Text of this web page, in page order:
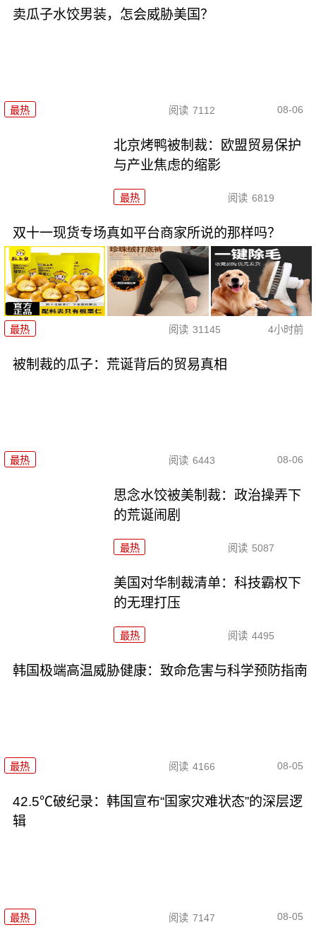
卖瓜子水饺男装，怎会威胁美国？
最热 阅读 7112 08-06
北京烤鸭被制裁：欧盟贸易保护
与产业焦虑的缩影
最热 阅读 6819
双十一现货专场真如平台商家所说的那样吗？
最热 阅读 31145 4小时前
被制裁的瓜子：荒诞背后的贸易真相
最热 阅读 6443 08-06
思念水饺被美制裁：政治操弄下
的荒诞闹剧
最热 阅读 5087
美国对华制裁清单：科技霸权下
的无理打压
最热 阅读 4495
韩国极端高温威胁健康：致命危害与科学预防指南
最热 阅读 4166 08-05
42.5℃破纪录：韩国宣布“国家灾难状态”的深层逻
辑
最热 阅读 7147 08-05